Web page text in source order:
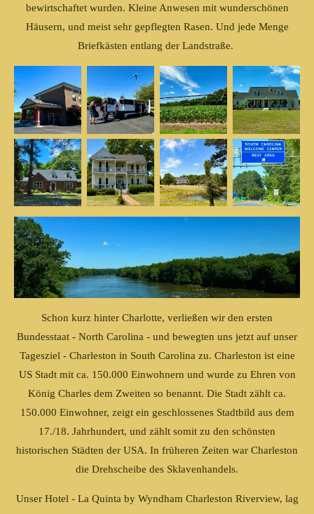
bewirtschaftet wurden. Kleine Anwesen mit wunderschönen
Häusern, und meist sehr gepflegten Rasen. Und jede Menge
Briefkästen entlang der Landstraße.
Schon kurz hinter Charlotte, verließen wir den ersten
Bundesstaat - North Carolina - und bewegten uns jetzt auf unser
Tagesziel - Charleston in South Carolina zu. Charleston ist eine
US Stadt mit ca. 150.000 Einwohnern und wurde zu Ehren von
König Charles dem Zweiten so benannt. Die Stadt zählt ca.
150.000 Einwohner, zeigt ein geschlossenes Stadtbild aus dem
17./18. Jahrhundert, und zählt somit zu den schönsten
historischen Städten der USA. In früheren Zeiten war Charleston
die Drehscheibe des Sklavenhandels.
Unser Hotel - La Quinta by Wyndham Charleston Riverview, lag